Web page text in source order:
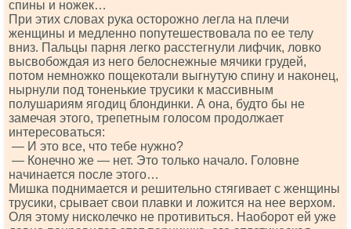
спины и ножек…
При этих словах рука осторожно легла на плечи
женщины и медленно попутешествовала по ее телу
вниз. Пальцы парня легко расстегнули лифчик, ловко
высвобождая из него белоснежные мячики грудей,
потом немножко пощекотали выгнутую спину и наконец,
нырнули под тоненькие трусики к массивным
полушариям ягодиц блондинки. А она, будто бы не
замечая этого, трепетным голосом продолжает
интересоваться:
— И это все, что тебе нужно?
— Конечно же — нет. Это только начало. Головне
начинается после этого…
Мишка поднимается и решительно стягивает с женщины
трусики, срывает свои плавки и ложится на нее верхом.
Оля этому нисколечко не противиться. Наоборот ей уже